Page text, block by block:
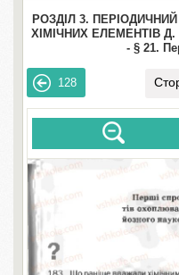
РОЗДІЛ 3.
ХІМІЧНИХ ЕЛЕМЕНТІВ
- § 21.
128